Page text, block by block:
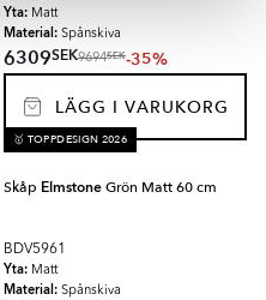
Yta: Matt
Material: Spånskiva
6309SEK9694SEK-35%
LÄGG I VARUKORG
🥇 TOPPDESIGN 2026
Skåp ElmstoneGrön Matt 60 cm
BDV5961
Yta: Matt
Material: Spånskiva